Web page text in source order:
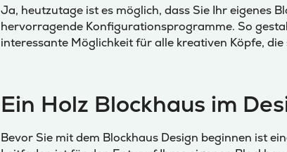
Ja, heutzutage ist es möglich, dass Sie Ihr eigenes
hervorragende Konfigurationsprogramme. So
interessante Möglichkeit für alle kreativen Köpfe,
Ein Holz Blockhaus im
Bevor Sie mit dem Blockhaus Design beginnen ist